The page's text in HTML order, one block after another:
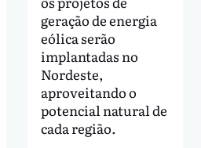
geração de energia
eólica serão
implantadas no
Nordeste,
aproveitando o
potencial natural de
cada região.